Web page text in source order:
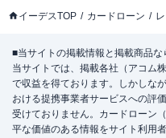
イーデスTOP カードローン
■当サイトの掲載情報と掲載商品
当サイトでは、掲載各社（アコム
で収益を得ております。しかしな
おける提携事業者サービスへの評
受けておりません。カードローン
平な価値のある情報をサイト利用